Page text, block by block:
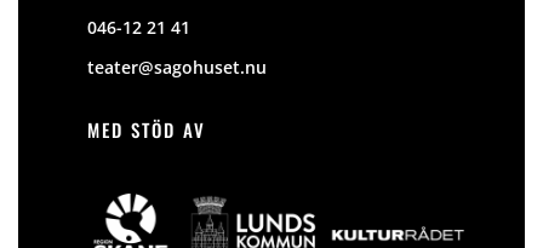
046-12 21 41
teater@sagohuset.nu
MED STÖD AV